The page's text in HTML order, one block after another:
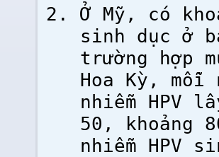
Ở Mỹ, có
sinh dục ở
trường hợp
Hoa Kỳ, mỗi
nhiễm HPV
50, khoảng
nhiễm HPV